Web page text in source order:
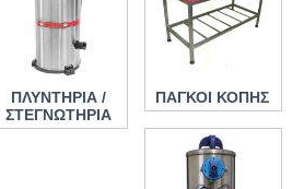
ΠΛΥΝΤΗΡΙΑ /
ΣΤΕΓΝΩΤΗΡΙΑ
ΠΑΓΚΟΙ ΚΟΠΗΣ